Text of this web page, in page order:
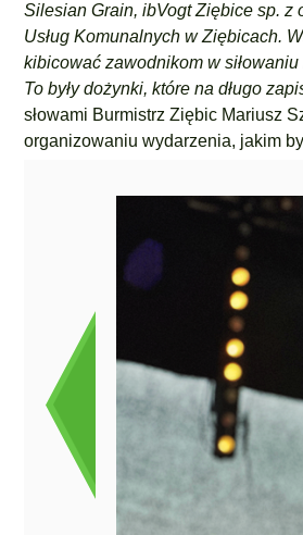
Silesian Grain, ibVogt Ziębice sp. z
Usług Komunalnych w Ziębicach.
kibicować zawodnikom w
To były dożynki, które na długo
słowami Burmistrz Ziębic Mariusz
organizowaniu wydarzenia, jakim